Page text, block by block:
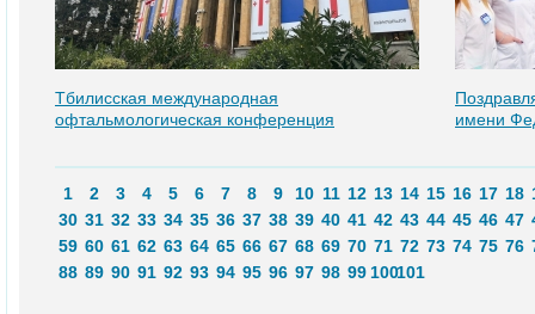
Тбилисская международная
офтальмологическая конференция
имени
1 2 3 4 5 6 7 8 9 10 11 12 13 14 15 16 17 18
30 31 32 33 34 35 36 37 38 39 40 41 42 43 44 45 46 47
59 60 61 62 63 64 65 66 67 68 69 70 71 72 73 74 75 76
88 89 90 91 92 93 94 95 96 97 98 99 100101